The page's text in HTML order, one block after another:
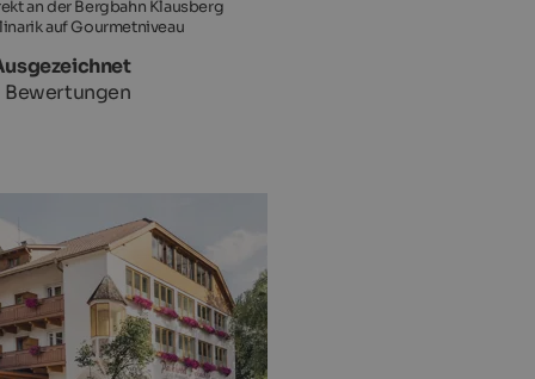
an der Bergbahn Klausberg
auf Gourmetniveau
Bewertungen